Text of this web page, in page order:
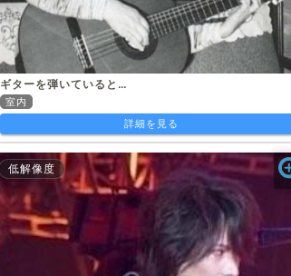
ギターを弾いていると…
室内
詳細を見る
低解像度